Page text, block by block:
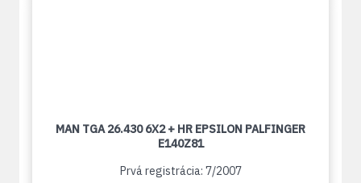
MAN TGA 26.430 6X2 + HR EPSILON PALFINGER
E140Z81
Prvá registrácia: 7/2007